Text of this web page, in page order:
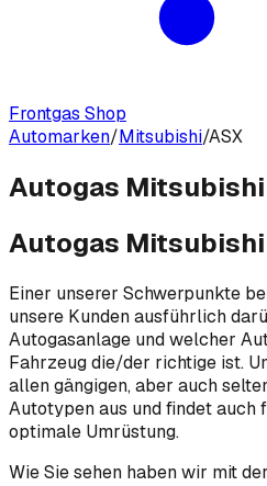
Frontgas Shop
Automarken/Mitsubishi/ASX
Autogas Mitsubishi
Autogas Mitsubishi
Einer unserer Schwerpunkte
unsere Kunden ausführlich
Autogasanlage und welcher
Fahrzeug die/der richtige ist.
allen gängigen, aber auch
Autotypen aus und findet
optimale Umrüstung.
Wie Sie sehen haben wir mit